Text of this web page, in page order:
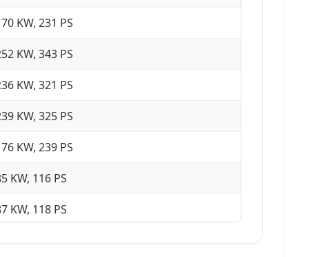
KW, 231 PS
KW, 343 PS
KW, 321 PS
KW, 325 PS
KW, 239 PS
KW, 116 PS
KW, 118 PS